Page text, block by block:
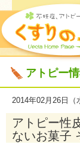
アトピー
2014年02月26日（
アトピー性
ないお菓子